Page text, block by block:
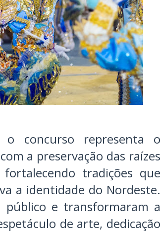
concurso representa o
a preservação das raízes
tradições que
a identidade do Nordeste.
público e transformaram a
de arte, dedicação